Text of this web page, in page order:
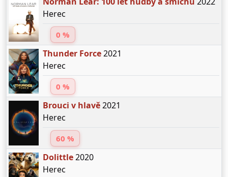
Herec
0 %
Thunder Force2021
Herec
0 %
Brouci v hlavě2021
Herec
60 %
Dolittle2020
Herec